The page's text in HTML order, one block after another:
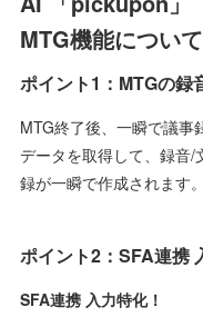
MTG機能について
ポイント1：MTGの録
MTG終了後、一瞬で議事
データを取得して、録音
録が一瞬で作成されます。
ポイント2：SFA連携
SFA連携 入力特化！